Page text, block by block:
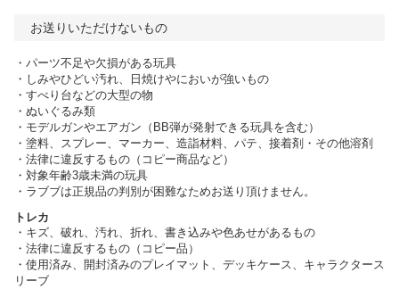
お送りいただけないもの
・パーツ不足や欠損がある玩具
・しみやひどい汚れ、日焼けやにおいが強いもの
・すべり台などの大型の物
・ぬいぐるみ類
・モデルガンやエアガン（BB弾が発射できる玩具を含む）
・塗料、スプレー、マーカー、造詣材料、パテ、接着剤・その他溶剤
・法律に違反するもの（コピー商品など）
・対象年齢3歳未満の玩具
・ラブブは正規品の判別が困難なためお送り頂けません。
トレカ
・キズ、破れ、汚れ、折れ、書き込みや色あせがあるもの
・法律に違反するもの（コピー品）
・使用済み、開封済みのプレイマット、デッキケース、キャラクタース
リーブ